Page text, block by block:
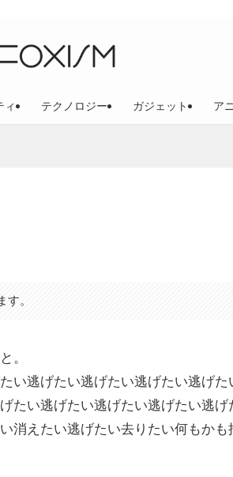
ィ テクノロジー ガジェット ア
。
。
い逃げたい逃げたい逃げたい逃げ
たい逃げたい逃げたい逃げたい逃
消えたい逃げたい去りたい何もか